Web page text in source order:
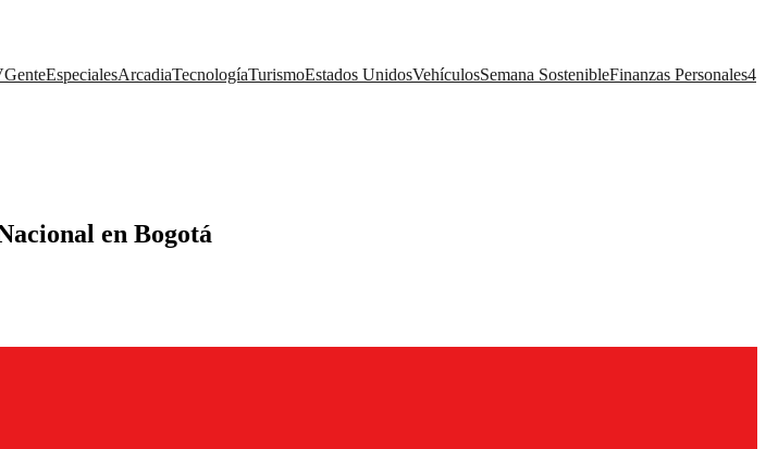
GenteEspecialesArcadiaTecnologíaTurismoEstados UnidosVehículosSemana SostenibleFinanzas Personales4
en Bogotá